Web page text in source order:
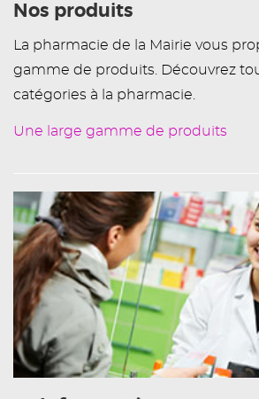
Nos produits
La pharmacie de la Mairie vous
gamme de produits. Découvrez
catégories à la pharmacie.
Une large gamme de produits